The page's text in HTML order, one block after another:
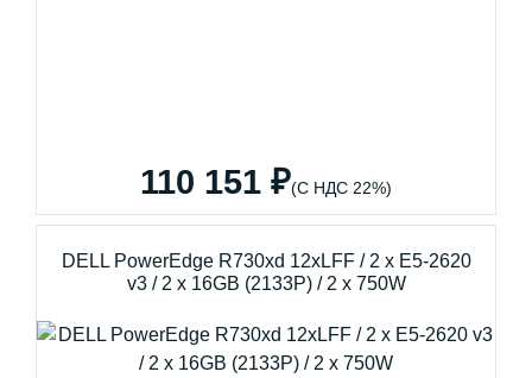
110 151 ₽(С НДС 22%)
DELL PowerEdge R730xd 12xLFF / 2 x E5-2620
v3 / 2 x 16GB (2133P) / 2 x 750W